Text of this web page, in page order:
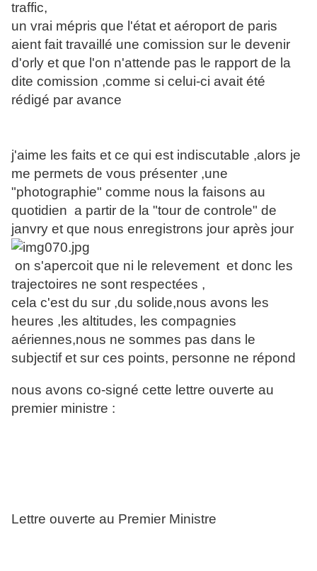
traffic,
un vrai mépris que l'état et aéroport de paris
aient fait travaillé une comission sur le devenir
d'orly et que l'on n'attende pas le rapport de la
dite comission ,comme si celui-ci avait été
rédigé par avance
j'aime les faits et ce qui est indiscutable ,alors je
me permets de vous présenter ,une
"photographie" comme nous la faisons au
quotidien a partir de la "tour de controle" de
janvry et que nous enregistrons jour après jour
on s'apercoit que ni le relevement et donc les
trajectoires ne sont respectées ,
cela c'est du sur ,du solide,nous avons les
heures ,les altitudes, les compagnies
aériennes,nous ne sommes pas dans le
subjectif et sur ces points, personne ne répond
nous avons co-signé cette lettre ouverte au
premier ministre :
Lettre ouverte au Premier Ministre